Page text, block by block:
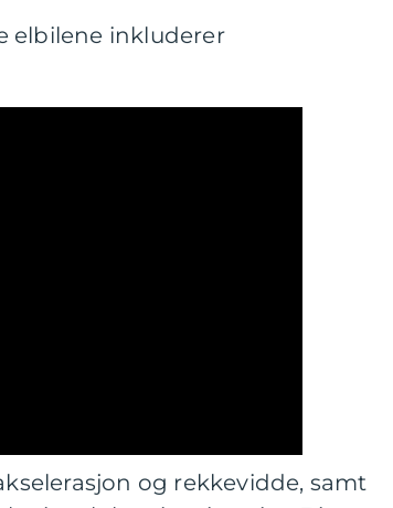
elbilene inkluderer
og rekkevidde, samt